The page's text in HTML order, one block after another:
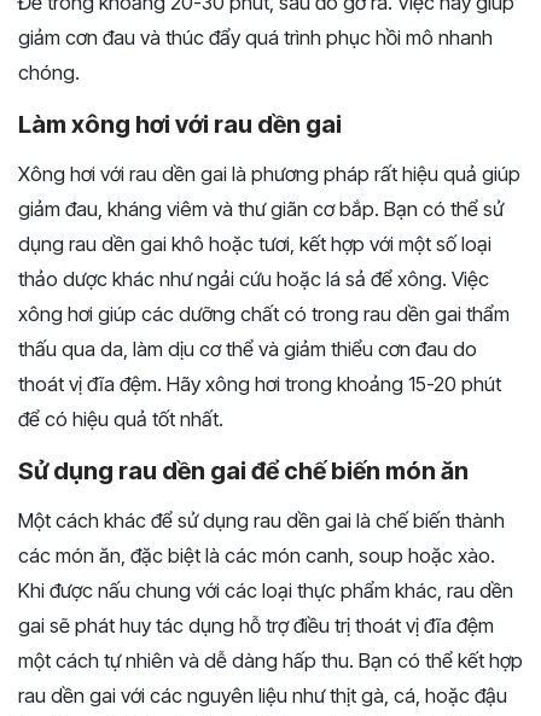
giảm cơn đau và thúc đẩy quá trình phục hồi mô nhanh
chóng.
Làm xông hơi với rau dền gai
Xông hơi với rau dền gai là phương pháp rất hiệu quả giúp
giảm đau, kháng viêm và thư giãn cơ bắp. Bạn có thể sử
dụng rau dền gai khô hoặc tươi, kết hợp với một số loại
thảo dược khác như ngải cứu hoặc lá sả để xông. Việc
xông hơi giúp các dưỡng chất có trong rau dền gai thẩm
thấu qua da, làm dịu cơ thể và giảm thiểu cơn đau do
thoát vị đĩa đệm. Hãy xông hơi trong khoảng 15-20 phút
để có hiệu quả tốt nhất.
Sử dụng rau dền gai để chế biến món ăn
Một cách khác để sử dụng rau dền gai là chế biến thành
các món ăn, đặc biệt là các món canh, soup hoặc xào.
Khi được nấu chung với các loại thực phẩm khác, rau dền
gai sẽ phát huy tác dụng hỗ trợ điều trị thoát vị đĩa đệm
một cách tự nhiên và dễ dàng hấp thu. Bạn có thể kết hợp
rau dền gai với các nguyên liệu như thịt gà, cá, hoặc đậu